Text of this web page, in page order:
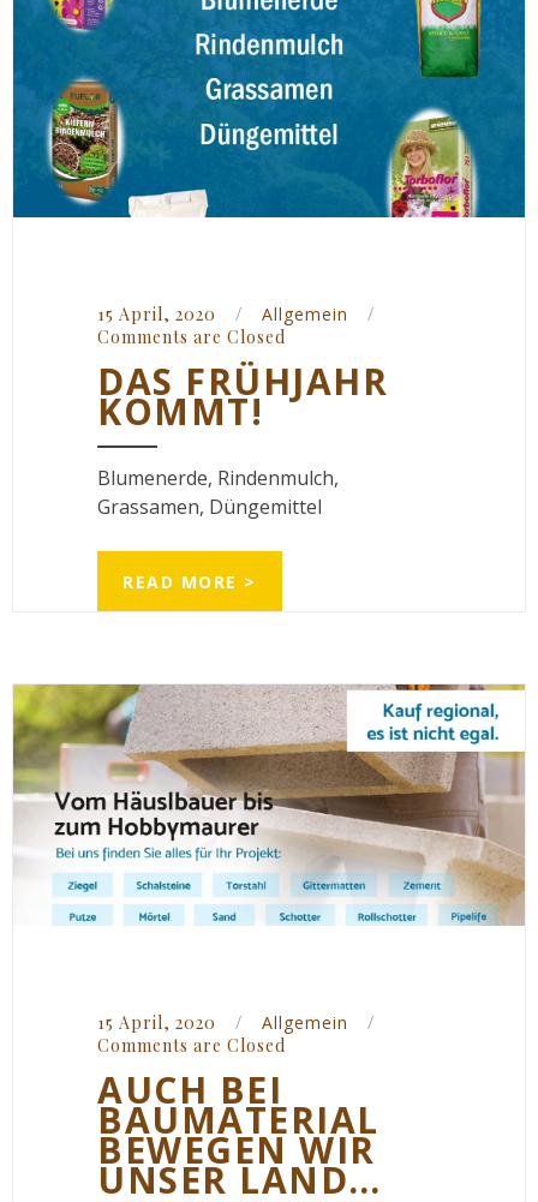
15 April, 2020 / Allgemein
/
Comments are Closed
DAS FRÜHJAHR
KOMMT!
Blumenerde, Rindenmulch,
Grassamen, Düngemittel
READ MORE >
15 April, 2020 / Allgemein
/
Comments are Closed
AUCH BEI
BAUMATERIAL
BEWEGEN WIR
UNSER LAND…